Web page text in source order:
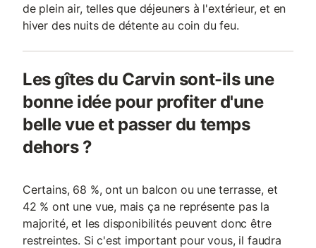
de plein air, telles que déjeuners à l'extérieur, et en
hiver des nuits de détente au coin du feu.
Les gîtes du Carvin sont-ils une
bonne idée pour profiter d'une
belle vue et passer du temps
dehors ?
Certains, 68 %, ont un balcon ou une terrasse, et
42 % ont une vue, mais ça ne représente pas la
majorité, et les disponibilités peuvent donc être
restreintes. Si c'est important pour vous, il faudra